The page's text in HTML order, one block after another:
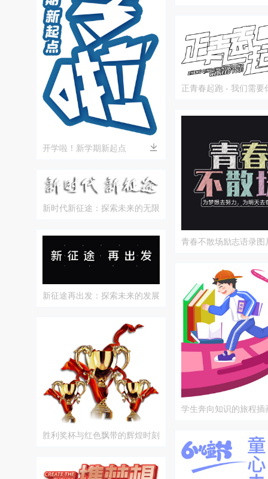
开学啦！新学期新起点
新时代新征途：探索未来的无限
新征途再出发：探索未来的发展
胜利奖杯与红色飘带的辉煌时刻
正青春起跑 - 我们需要
青春不散场励志语录图
学生奔向知识的旅程插